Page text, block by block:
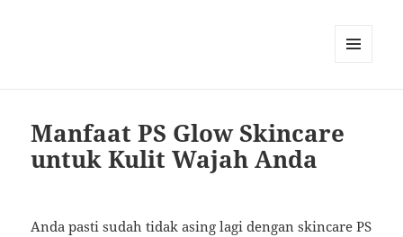
Manfaat PS Glow Skincare
untuk Kulit Wajah Anda
Anda pasti sudah tidak asing lagi dengan skincare PS